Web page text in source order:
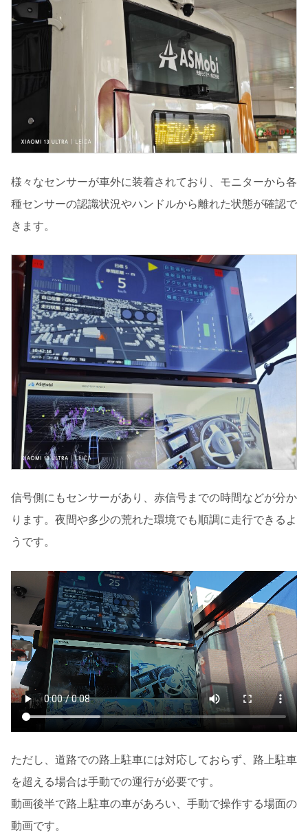
様々なセンサーが車外に装着されており、モニターから各
種センサーの認識状況やハンドルから離れた状態が確認で
きます。
信号側にもセンサーがあり、赤信号までの時間などが分か
ります。夜間や多少の荒れた環境でも順調に走行できるよ
うです。
ただし、道路での路上駐車には対応しておらず、路上駐車
を超える場合は手動での運行が必要です。
動画後半で路上駐車の車があろい、手動で操作する場面の
動画です。